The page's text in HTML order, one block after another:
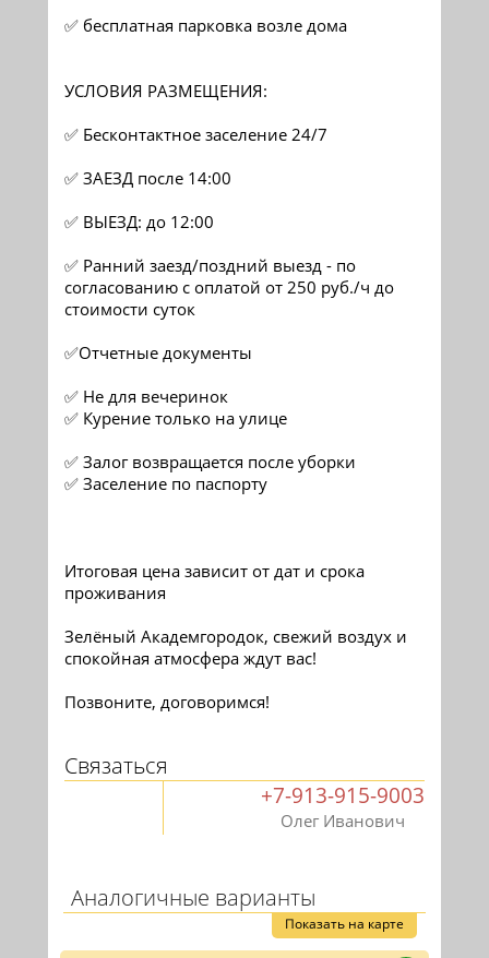
✅ бесплатная парковка возле дома
УСЛОВИЯ РАЗМЕЩЕНИЯ:
✅ Бесконтактное заселение 24/7
✅ ЗАЕЗД после 14:00
✅ ВЫЕЗД: до 12:00
✅ Ранний заезд/поздний выезд - по
согласованию с оплатой от 250 руб./ч до
стоимости суток
✅Отчетные документы
✅ Не для вечеринок
✅ Курение только на улице
✅ Залог возвращается после уборки
✅ Заселение по паспорту
Итоговая цена зависит от дат и срока
проживания
Зелёный Академгородок, свежий воздух и
спокойная атмосфера ждут вас!
Позвоните, договоримся!
Связаться
+7-913-915-9003
Олег Иванович
Аналогичные варианты
Показать на карте